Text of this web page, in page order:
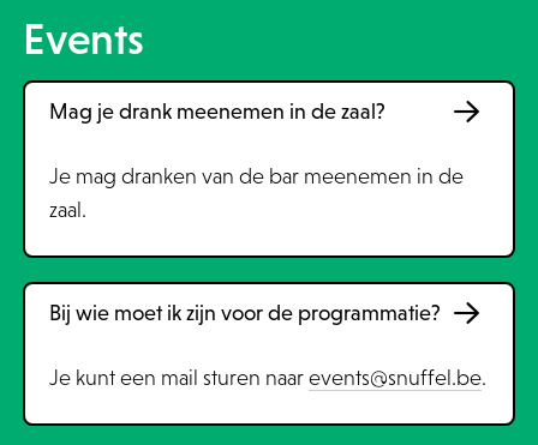
Events
Mag je drank meenemen in de zaal?
Je mag dranken van de bar meenemen in de
zaal.
Bij wie moet ik zijn voor de programmatie?
Je kunt een mail sturen naar events@snuffel.be.